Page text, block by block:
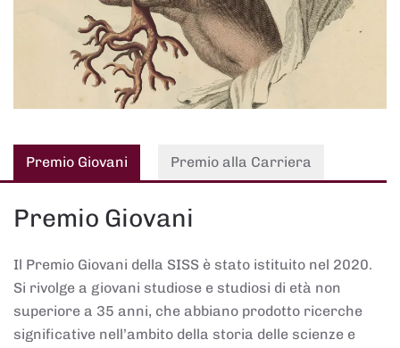
Premio Giovani Premio alla Carriera
Premio Giovani
Il Premio Giovani della SISS è stato istituito nel 2020.
Si rivolge a giovani studiose e studiosi di età non
superiore a 35 anni, che abbiano prodotto ricerche
significative nell’ambito della storia delle scienze e